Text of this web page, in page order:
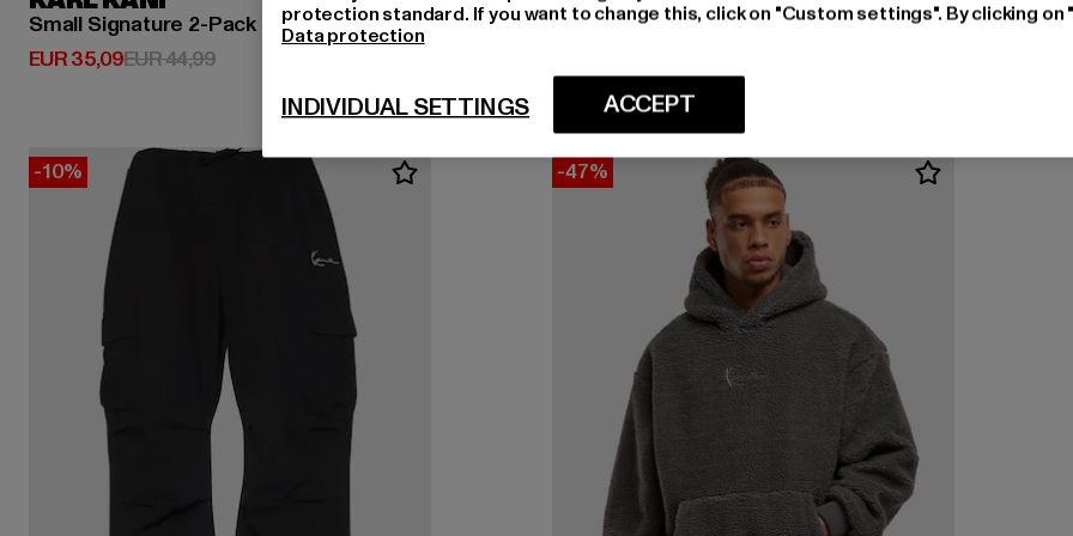
Small Signature 2-Pack Essential Tight
EUR 35,09
Huidige prijs: EUR 35,09
EUR 44,99Actieprijs: EUR 44,99
EUR 27,99
Huidige prijs: EUR 27,99
EUR 39,99Actieprijs: EUR 39,99
-10% -47%
protection standard. If you want to change this, click on "Custom settings". By clicking
Data protection
ACCEPT
INDIVIDUAL SETTINGS